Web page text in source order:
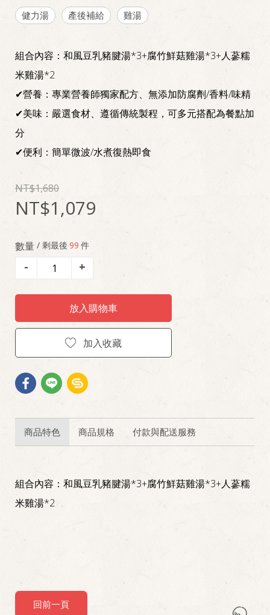
健力湯 產後補給 雞湯
組合內容：和風豆乳豬腱湯*3+腐竹鮮菇雞湯*3+人蔘糯
米雞湯*2
✔營養：專業營養師獨家配方、無添加防腐劑/香料/味精
✔美味：嚴選食材、遵循傳統製程，可多元搭配為餐點加
分
✔便利：簡單微波/水煮復熱即食
1,680
1,079
數量 / 剩最後 99 件
- +
放入購物車
加入收藏
商品特色 商品規格 付款與配送服務
組合內容：和風豆乳豬腱湯*3+腐竹鮮菇雞湯*3+人蔘糯
米雞湯*2
回前一頁